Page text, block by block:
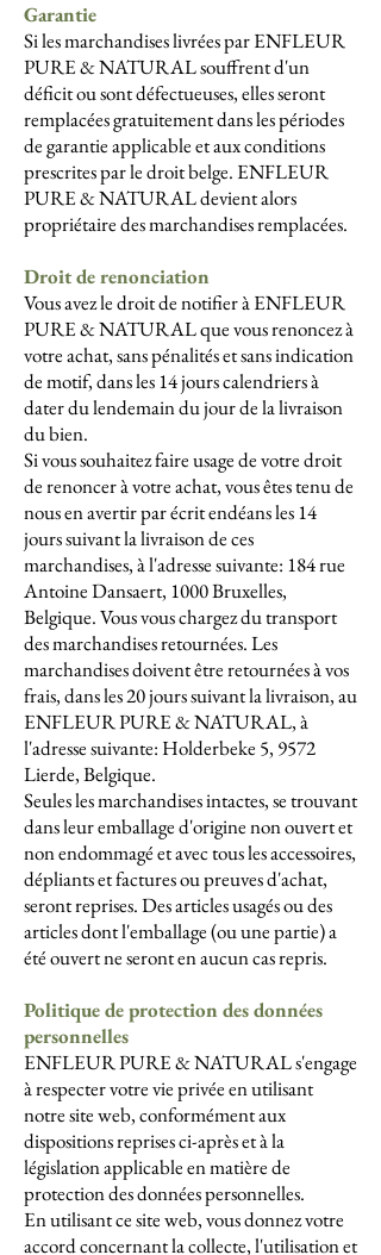
Garantie
Si les marchandises livrées par ENFLEUR
PURE & NATURAL souffrent d'un
déficit ou sont défectueuses, elles seront
remplacées gratuitement dans les périodes
de garantie applicable et aux conditions
prescrites par le droit belge. ENFLEUR
PURE & NATURAL devient alors
propriétaire des marchandises remplacées.
Droit de renonciation
Vous avez le droit de notifier à ENFLEUR
PURE & NATURAL que vous renoncez à
votre achat, sans pénalités et sans indication
de motif, dans les 14 jours calendriers à
dater du lendemain du jour de la livraison
du bien.
Si vous souhaitez faire usage de votre droit
de renoncer à votre achat, vous êtes tenu de
nous en avertir par écrit endéans les 14
jours suivant la livraison de ces
marchandises, à l'adresse suivante: 184 rue
Antoine Dansaert, 1000 Bruxelles,
Belgique. Vous vous chargez du transport
des marchandises retournées. Les
marchandises doivent être retournées à vos
frais, dans les 20 jours suivant la livraison, au
ENFLEUR PURE & NATURAL, à
l'adresse suivante: Holderbeke 5, 9572
Lierde, Belgique.
Seules les marchandises intactes, se trouvant
dans leur emballage d'origine non ouvert et
non endommagé et avec tous les accessoires,
dépliants et factures ou preuves d'achat,
seront reprises. Des articles usagés ou des
articles dont l'emballage (ou une partie) a
été ouvert ne seront en aucun cas repris.
Politique de protection des données
personnelles
ENFLEUR PURE & NATURAL s'engage
à respecter votre vie privée en utilisant
notre site web, conformément aux
dispositions reprises ci-après et à la
législation applicable en matière de
protection des données personnelles.
En utilisant ce site web, vous donnez votre
accord concernant la collecte, l'utilisation et